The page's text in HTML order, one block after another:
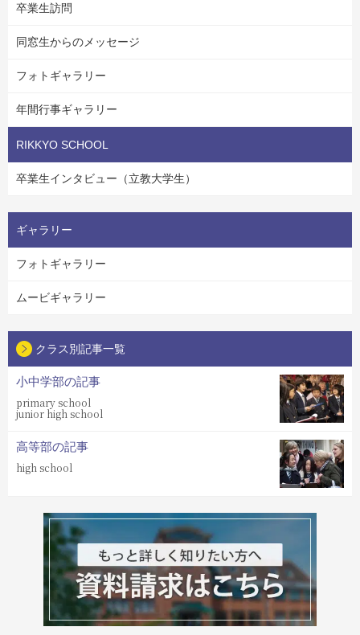
卒業生訪問
同窓生からのメッセージ
フォトギャラリー
年間行事ギャラリー
RIKKYO SCHOOL
卒業生インタビュー（立教大学生）
ギャラリー
フォトギャラリー
ムービギャラリー
クラス別記事一覧
小中学部の記事
primary school
junior high school
高等部の記事
high school